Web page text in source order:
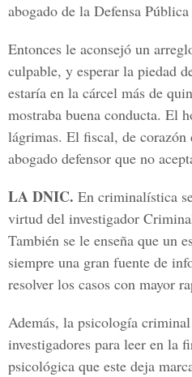
abogado de la Defensa
Entonces le aconsejó un
culpable, y esperar la piedad
estaría en la cárcel más de
mostraba buena conducta. El
lágrimas. El fiscal, de
abogado defensor que no
LA DNIC. En criminalística
virtud del investigador
También se le enseña que un
siempre una gran fuente de
resolver los casos con mayor
Además, la psicología
investigadores para leer en la
psicológica que este deja